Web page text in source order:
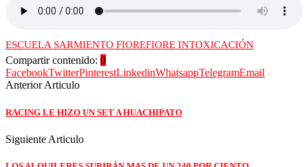
ESCUELA SARMIENTO FIOREFIORE INTOXICACIÓN
Compartir contenido: 0
FacebookTwitterPinterestLinkedinWhatsappTelegramEmail
Anterior Articulo
RACING LE HIZO UN SET A HUACHIPATO
Siguiente Articulo